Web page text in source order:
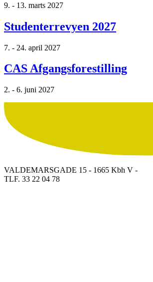
9. - 13. marts 2027
Studenterrevyen 2027
7. - 24. april 2027
CAS Afgangsforestilling
2. - 6. juni 2027
VALDEMARSGADE 15 - 1665 Kbh V -
TLF. 33 22 04 78